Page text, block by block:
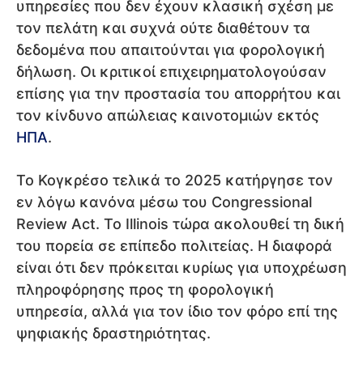
υπηρεσίες που δεν έχουν κλασική σχέση με
τον πελάτη και συχνά ούτε διαθέτουν τα
δεδομένα που απαιτούνται για φορολογική
δήλωση. Οι κριτικοί επιχειρηματολογούσαν
επίσης για την προστασία του απορρήτου και
τον κίνδυνο απώλειας καινοτομιών εκτός
ΗΠΑ.
Το Κογκρέσο τελικά το 2025 κατήργησε τον
εν λόγω κανόνα μέσω του Congressional
Review Act. Το Illinois τώρα ακολουθεί τη δική
του πορεία σε επίπεδο πολιτείας. Η διαφορά
είναι ότι δεν πρόκειται κυρίως για υποχρέωση
πληροφόρησης προς τη φορολογική
υπηρεσία, αλλά για τον ίδιο τον φόρο επί της
ψηφιακής δραστηριότητας.